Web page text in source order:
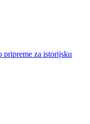
pripreme za istorijsku